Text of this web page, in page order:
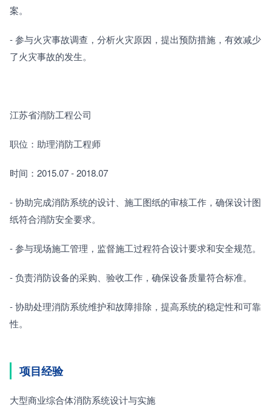
案。
- 参与火灾事故调查，分析火灾原因，提出预防措施，有效减少
了火灾事故的发生。
江苏省消防工程公司
职位：助理消防工程师
时间：2015.07 - 2018.07
- 协助完成消防系统的设计、施工图纸的审核工作，确保设计图
纸符合消防安全要求。
- 参与现场施工管理，监督施工过程符合设计要求和安全规范。
- 负责消防设备的采购、验收工作，确保设备质量符合标准。
- 协助处理消防系统维护和故障排除，提高系统的稳定性和可靠
性。
项目经验
大型商业综合体消防系统设计与实施